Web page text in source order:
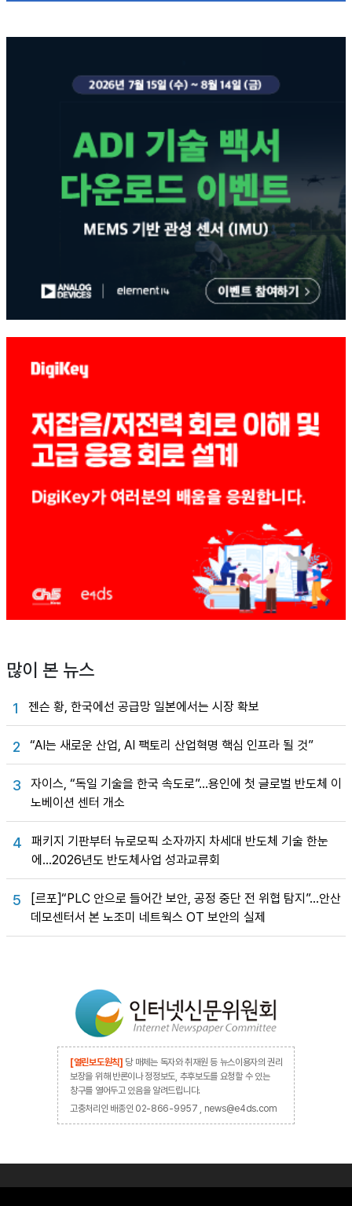
많이 본 뉴스
1 젠슨 황, 한국에선 공급망 일본에서는 시장 확보
2 “AI는 새로운 산업, AI 팩토리 산업혁명 핵심 인프라 될 것”
3
자이스, “독일 기술을 한국 속도로”…용인에 첫 글로벌 반도체 이
노베이션 센터 개소
4
패키지 기판부터 뉴로모픽 소자까지 차세대 반도체 기술 한눈
에…2026년도 반도체사업 성과교류회
5
[르포]“PLC 안으로 들어간 보안, 공정 중단 전 위협 탐지”…안산
데모센터서 본 노조미 네트웍스 OT 보안의 실제
[열린보도원칙] 당 매체는 독자와 취재원 등 뉴스이용자의 권리
보장을 위해 반론이나 정정보도, 추후보도를 요청할 수 있는
창구를 열어두고 있음을 알려드립니다.
고충처리인 배종인 02-866-9957 , news@e4ds.com